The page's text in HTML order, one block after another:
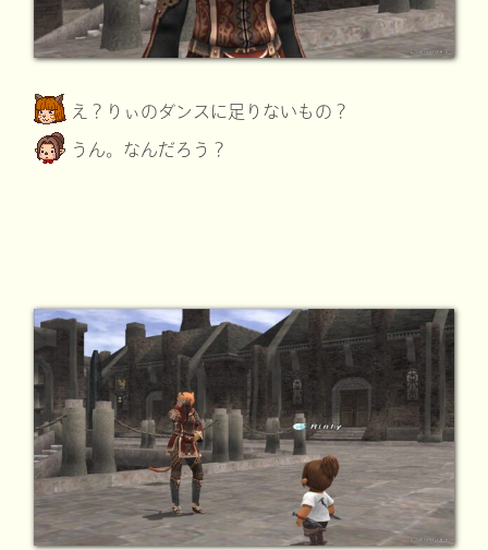
え？りぃのダンスに足りないもの？
うん。なんだろう？